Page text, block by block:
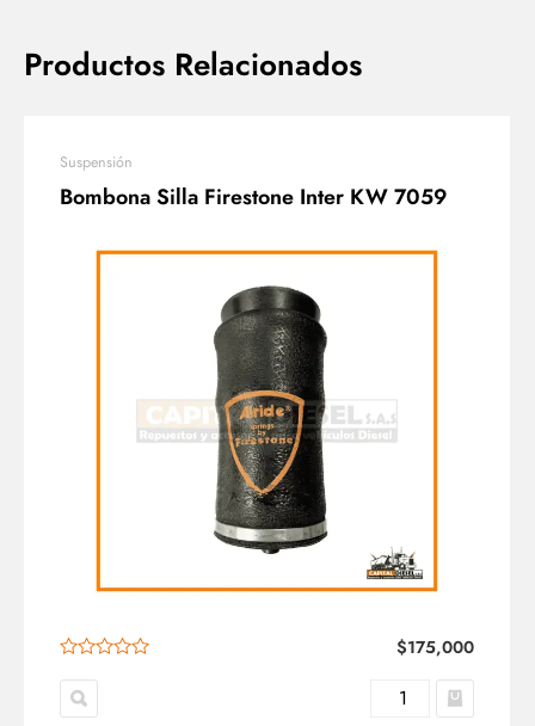
Productos Relacionados
Suspensión
Bombona Silla Firestone Inter KW 7059
$175,000